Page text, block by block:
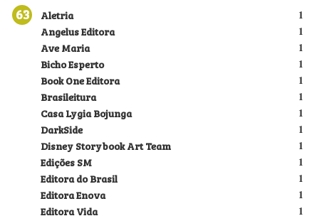
63 1
Aletria
1
Angelus Editora
1
Ave Maria
1
Bicho Esperto
1
Book One Editora
1
Brasileitura
1
Casa Lygia Bojunga
1
DarkSide
1
Disney Storybook Art Team
1
Edições SM
1
Editora do Brasil
1
Editora Enova
1
Editora Vida